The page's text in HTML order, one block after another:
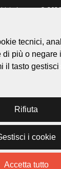
Lugano © 2026
+41 58 866 68 50
Sito istituzionale:
lugano.ch
Cookie policy
Privacy Policy
Credits
Temi
Mappa
Storie
tecnici,
di più o negare
il tasto
Rifiuta
i cookie
Accetta tutto